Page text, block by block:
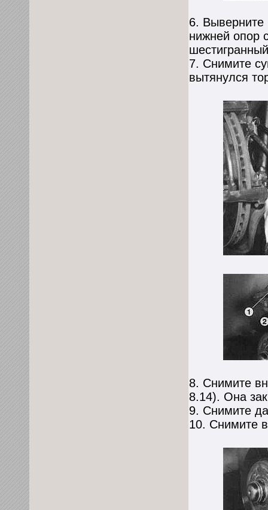
6.
нижней опор
7. Снимите
вытянулся
8. Снимите
8.14). Она
9. Снимите
10. Снимите